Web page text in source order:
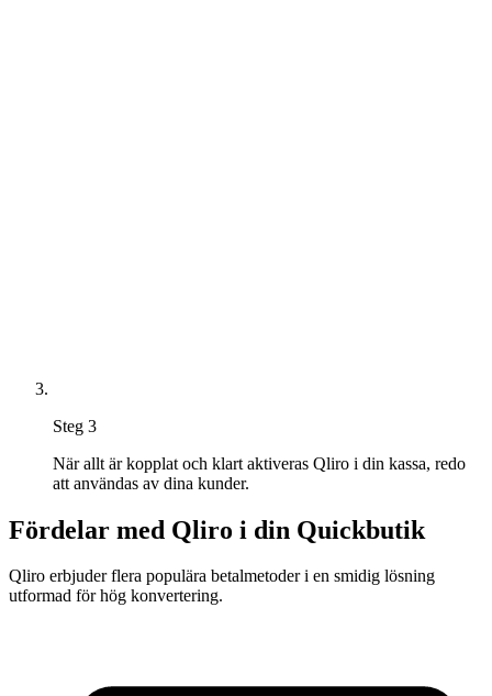
Steg 3
När allt är kopplat och klart aktiveras Qliro i din kassa, redo
att användas av dina kunder.
Fördelar med Qliro i din Quickbutik
Qliro erbjuder flera populära betalmetoder i en smidig lösning
utformad för hög konvertering.